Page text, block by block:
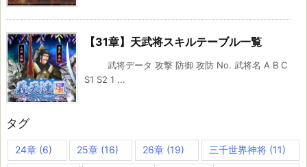
【31章】天武将スキルテーブル一覧
武将データ 攻撃 防御 攻防 No. 武将名 A B C
S1 S2 1 ...
タグ
24章 (6) 25章(16) 26章 (19) 三千世界神将(11)